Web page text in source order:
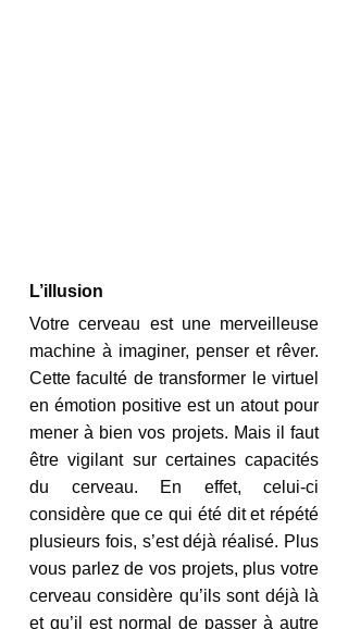
L’illusion
Votre cerveau est une merveilleuse
machine à imaginer, penser et rêver.
Cette faculté de transformer le virtuel
en émotion positive est un atout pour
mener à bien vos projets. Mais il faut
être vigilant sur certaines capacités
du cerveau. En effet, celui-ci
considère que ce qui été dit et répété
plusieurs fois, s’est déjà réalisé. Plus
vous parlez de vos projets, plus votre
cerveau considère qu’ils sont déjà là
et qu’il est normal de passer à autre